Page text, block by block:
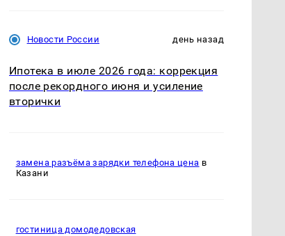
Новости России день назад
Ипотека в июле 2026 года: коррекция
после рекордного июня и усиление
вторички
замена разъёма зарядки телефона цена в
Казани
гостиница домодедовская